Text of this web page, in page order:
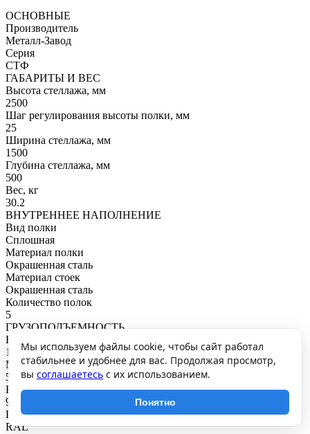
ОСНОВНЫЕ
Производитель
Металл-Завод
Серия
СТФ
ГАБАРИТЫ И ВЕС
Высота стеллажа, мм
2500
Шаг регулирования высоты полки, мм
25
Ширина стеллажа, мм
1500
Глубина стеллажа, мм
500
Вес, кг
30.2
ВНУТРЕННЕЕ НАПОЛНЕНИЕ
Вид полки
Сплошная
Материал полки
Окрашенная сталь
Материал стоек
Окрашенная сталь
Количество полок
5
ГРУЗОПОДЪЕМНОСТЬ
Нагрузка на полку, кг
100
Максимальная общая нагрузка, кг
500
Нагрузка на секцию, кг
900
ПОКРЫТИЕ И ЦВЕТ
RAL
Мы используем файлы cookie, чтобы сайт работал
стабильнее и удобнее для вас. Продолжая просмотр,
вы соглашаетесь с их использованием.
Понятно